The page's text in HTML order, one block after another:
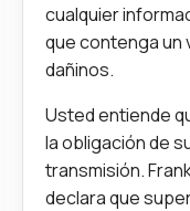
cualquier
que contenga un
dañinos.
Usted entiende
la obligación de
transmisión.
declara que